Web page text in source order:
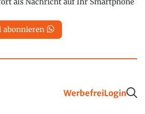
abonnieren
WerbefreiLogin